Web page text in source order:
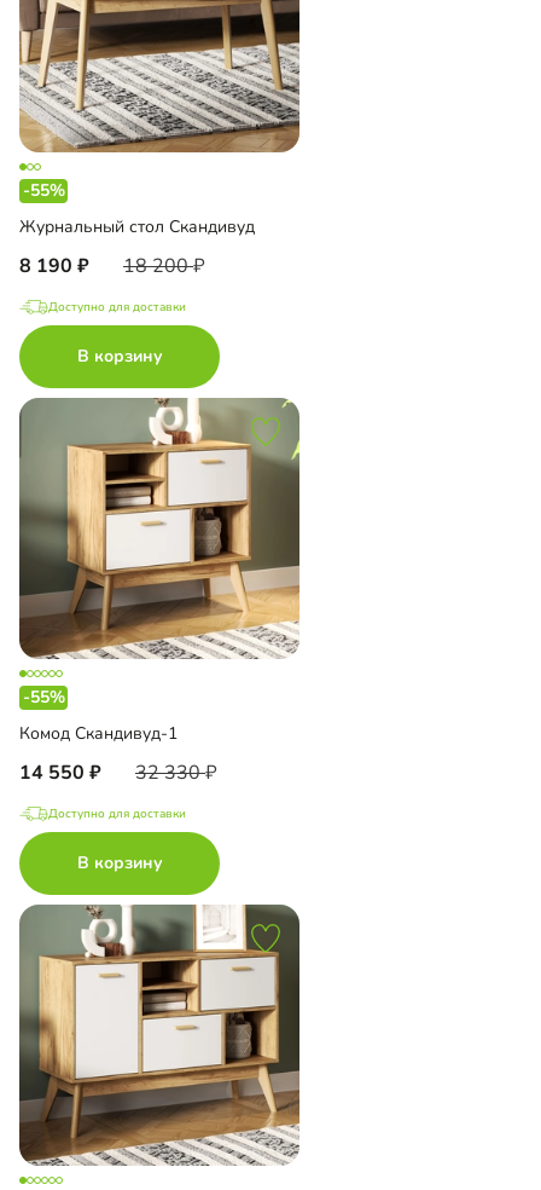
-55%
Журнальный стол Скандивуд
8 190 18 200
Доступно для доставки
В корзину
-55%
Комод Скандивуд-1
14 550 32 330
Доступно для доставки
В корзину